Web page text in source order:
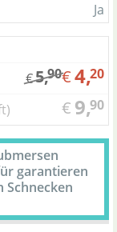
Ja
€5,90€4,20
€ 9,90
garantieren
Schnecken